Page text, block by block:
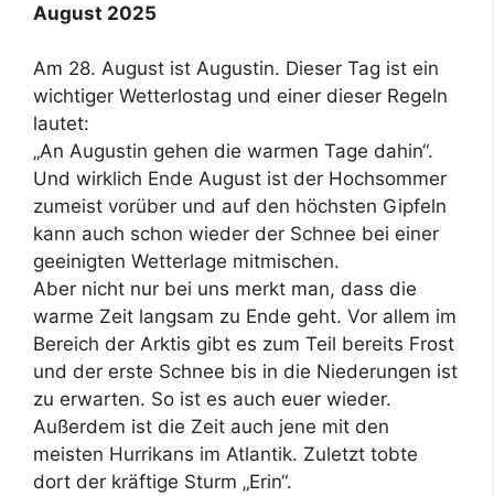
August 2025
Am 28. August ist Augustin. Dieser Tag ist ein
wichtiger Wetterlostag und einer dieser Regeln
lautet:
„An Augustin gehen die warmen Tage dahin“.
Und wirklich Ende August ist der Hochsommer
zumeist vorüber und auf den höchsten Gipfeln
kann auch schon wieder der Schnee bei einer
geeinigten Wetterlage mitmischen.
Aber nicht nur bei uns merkt man, dass die
warme Zeit langsam zu Ende geht. Vor allem im
Bereich der Arktis gibt es zum Teil bereits Frost
und der erste Schnee bis in die Niederungen ist
zu erwarten. So ist es auch euer wieder.
Außerdem ist die Zeit auch jene mit den
meisten Hurrikans im Atlantik. Zuletzt tobte
dort der kräftige Sturm „Erin“.